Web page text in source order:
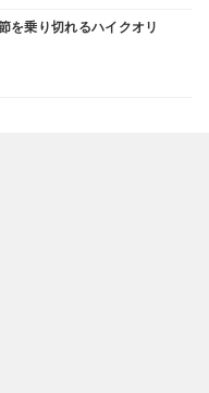
を乗り切れるハイクオリ